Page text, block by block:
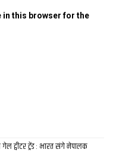
in this browser for the
ट्वीटर ट्रेंड : भारत संगे नेपालक